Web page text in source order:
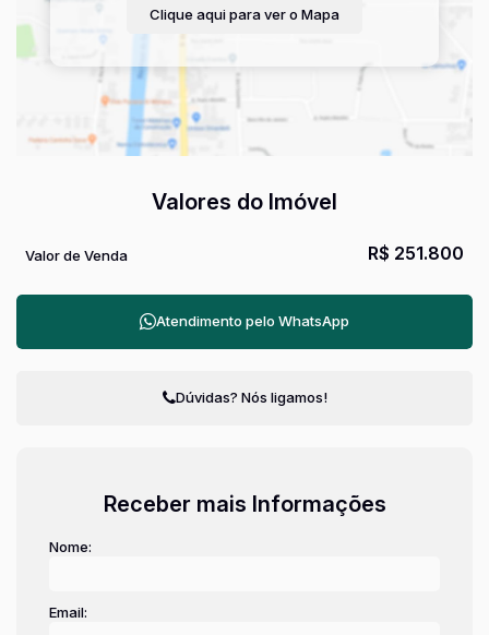
Clique aqui para ver o Mapa
Valores do Imóvel
R$ 251.800
Valor de Venda
Atendimento pelo WhatsApp
Dúvidas? Nós ligamos!
Receber mais Informações
Nome:
Email: